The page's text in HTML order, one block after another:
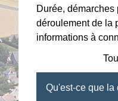
Durée,
déroulement de la
informations à
Qu'est-ce que la